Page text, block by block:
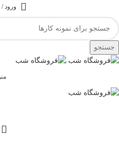
ورود /
جستجو